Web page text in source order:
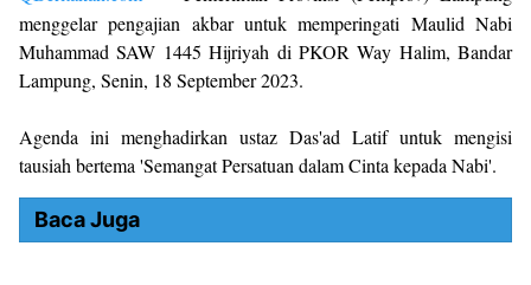
menggelar pengajian akbar untuk memperingati Maulid Nabi
Muhammad SAW 1445 Hijriyah di PKOR Way Halim, Bandar
Lampung, Senin, 18 September 2023.
Agenda ini menghadirkan ustaz Das'ad Latif untuk mengisi
tausiah bertema 'Semangat Persatuan dalam Cinta kepada Nabi'.
Baca Juga